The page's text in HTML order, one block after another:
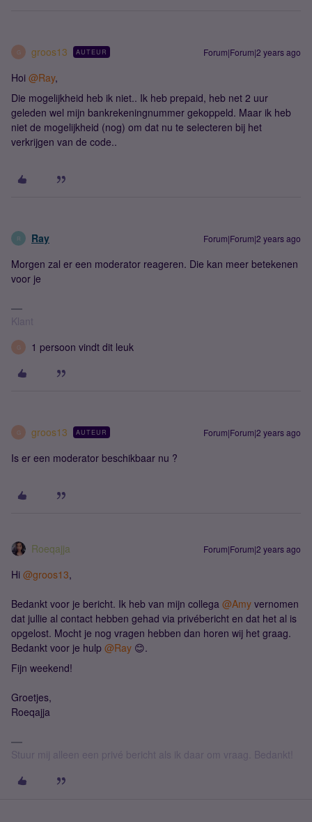
G groos13 AUTEUR Forum|Forum|2 years ago
Hoi @Ray,
Die mogelijkheid heb ik niet.. Ik heb prepaid, heb net 2 uur
geleden wel mijn bankrekeningnummer gekoppeld. Maar ik heb
niet de mogelijkheid (nog) om dat nu te selecteren bij het
verkrijgen van de code..
R Ray Forum|Forum|2 years ago
Morgen zal er een moderator reageren. Die kan meer betekenen
voor je
Klant
G 1 persoon vindt dit leuk
G groos13 AUTEUR Forum|Forum|2 years ago
Is er een moderator beschikbaar nu ?
Roeqajja Forum|Forum|2 years ago
Hi @groos13,
Bedankt voor je bericht. Ik heb van mijn collega @Amy vernomen
dat jullie al contact hebben gehad via privébericht en dat het al is
opgelost. Mocht je nog vragen hebben dan horen wij het graag.
Bedankt voor je hulp @Ray 😊.
Fijn weekend!
Groetjes,
Roeqajja
Stuur mij alleen een privé bericht als ik daar om vraag. Bedankt!